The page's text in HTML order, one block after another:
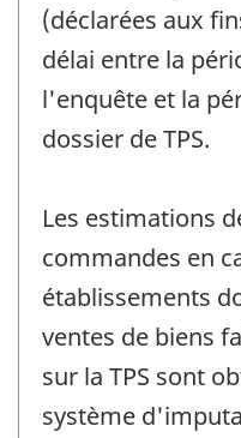
(déclarées aux
délai entre la
l'enquête et la
dossier de TPS.
Les estimations
commandes en
établissements
ventes de biens
sur la TPS sont
système